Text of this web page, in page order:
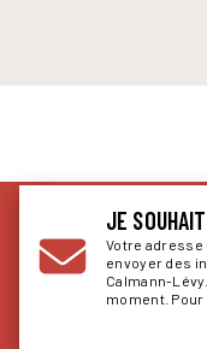
JE
Votre
envoyer des
Calmann-
moment. Pour